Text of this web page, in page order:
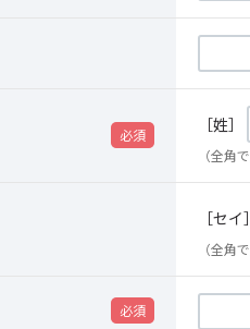
［姓］
（全角
［セイ］
（全角